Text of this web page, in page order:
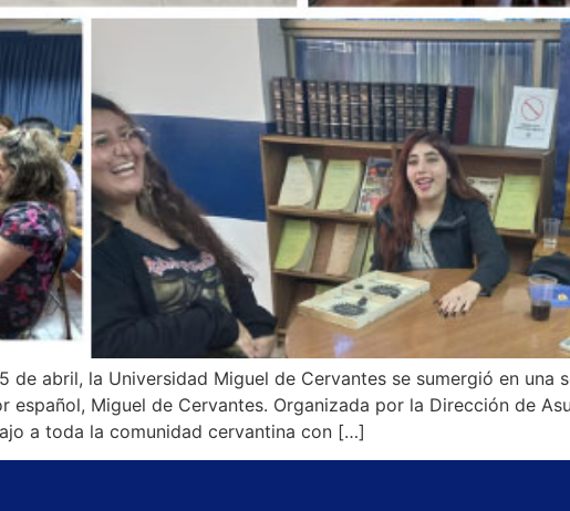
abril, la Universidad Miguel de Cervantes se sumergió en una
Miguel de Cervantes. Organizada por la Dirección de
a toda la comunidad cervantina con […]